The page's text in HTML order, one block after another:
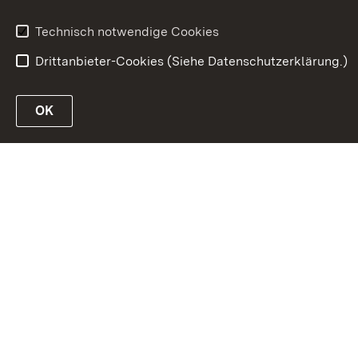
Technisch notwendige Cookies
Drittanbieter-Cookies (Siehe Datenschutzerklärung.)
OK